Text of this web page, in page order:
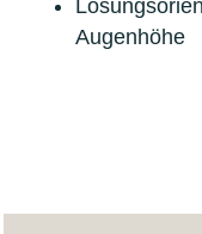
Augenhöhe